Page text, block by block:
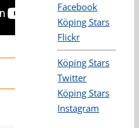
Facebook
Köping Stars
Flickr
Köping Stars
Twitter
Köping Stars
Instagram